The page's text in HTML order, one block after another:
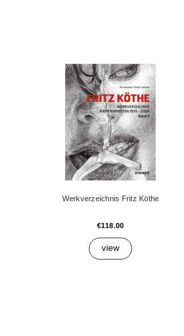
Werkverzeichnis Fritz Köthe
€118.00
view